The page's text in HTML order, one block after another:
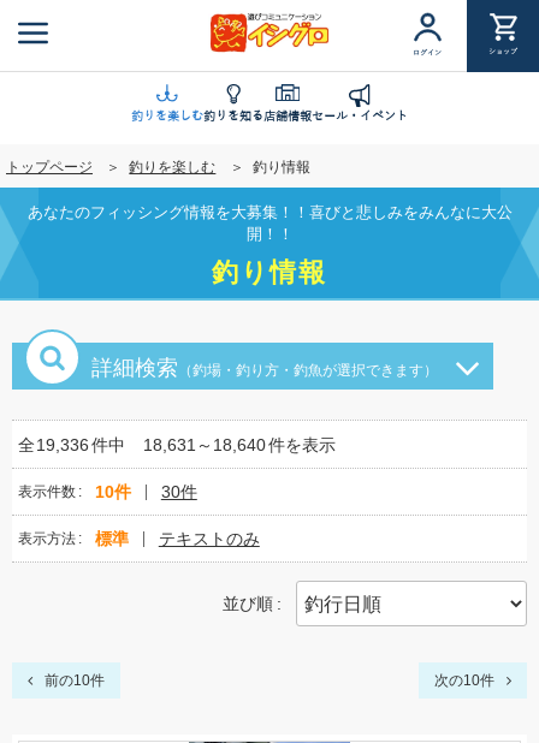
ン
に
移
動
ログイン ショップ
釣りを楽しむ釣りを知る店舗情報セール・イベント
トップページ 釣りを楽しむ 釣り情報
あなたのフィッシング情報を大募集！！喜びと悲しみをみんなに大公
開！！
釣り情報
詳細検索 （釣場・釣り方・釣魚が選択できます）
全19,336件中 18,631～18,640件を表示
表示件数 10件 30件
表示方法 標準 テキストのみ
並び順
前の10件 次の10件